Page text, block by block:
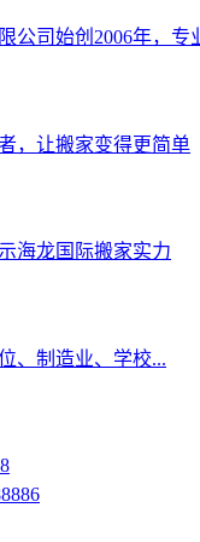
公司始创2006年，
，让搬家变得更简单
海龙国际搬家实力
、制造业、学校...